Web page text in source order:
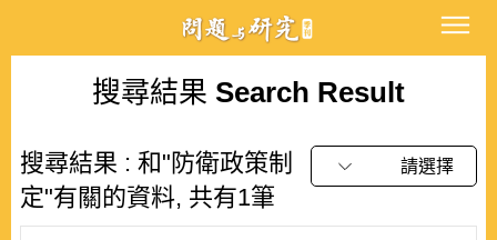
搜尋結果 Search Result
搜尋結果 : 和"防衛政策制
定"有關的資料, 共有1筆
請選擇